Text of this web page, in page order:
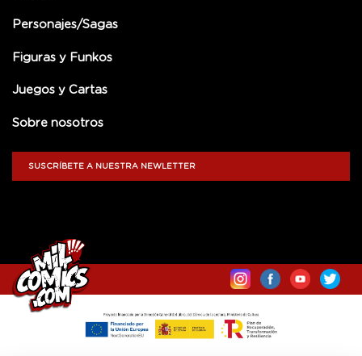
Personajes/Sagas
Figuras y Funkos
Juegos y Cartas
Sobre nosotros
SUSCRÍBETE A NUESTRA NEWLETTER